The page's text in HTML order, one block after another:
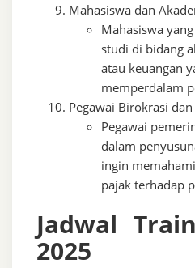
Mahasiswa dan
Mahasiswa
studi di bidang
atau keuangan
memperdalam
Pegawai Birokrasi
Pegawai
dalam
ingin
pajak terhadap
Jadwal
2025